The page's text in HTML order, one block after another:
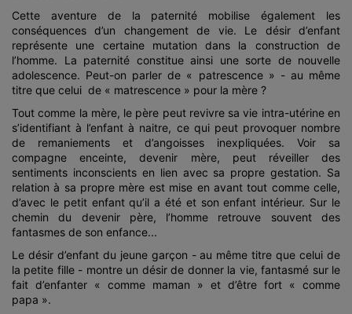
Cette aventure de la paternité mobilise également les
conséquences d’un changement de vie. Le désir d’enfant
représente une certaine mutation dans la construction de
l’homme. La paternité constitue ainsi une sorte de nouvelle
adolescence. Peut-on parler de « patrescence » - au même
titre que celui de « matrescence » pour la mère ?
Tout comme la mère, le père peut revivre sa vie intra-utérine en
s’identifiant à l’enfant à naitre, ce qui peut provoquer nombre
de remaniements et d’angoisses inexpliquées. Voir sa
compagne enceinte, devenir mère, peut réveiller des
sentiments inconscients en lien avec sa propre gestation. Sa
relation à sa propre mère est mise en avant tout comme celle,
d’avec le petit enfant qu’il a été et son enfant intérieur. Sur le
chemin du devenir père, l’homme retrouve souvent des
fantasmes de son enfance...
Le désir d’enfant du jeune garçon - au même titre que celui de
la petite fille - montre un désir de donner la vie, fantasmé sur le
fait d’enfanter « comme maman » et d’être fort « comme
papa ».